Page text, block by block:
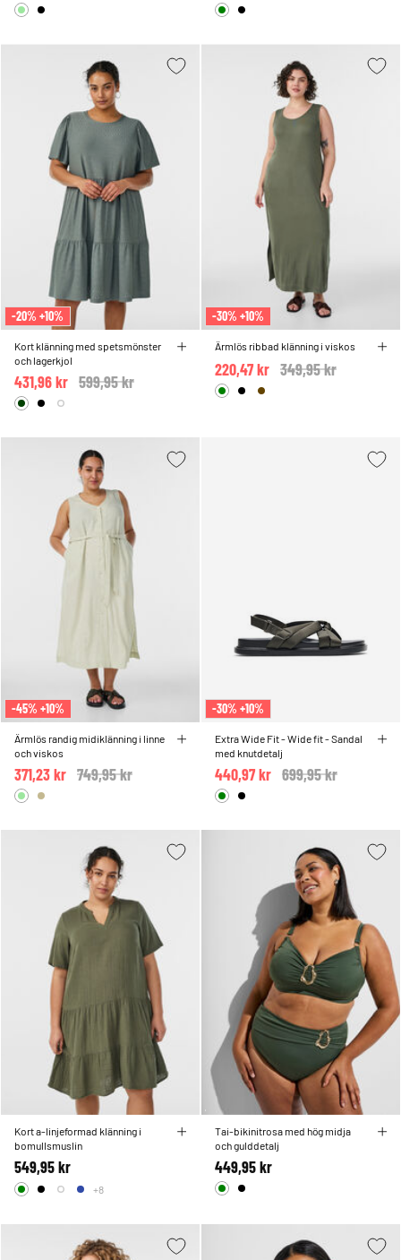
-20% +10%
Kort klänning med spetsmönster
och lagerkjol
Price reduced from
599,95 kr
431,96 kr
-30% +10%
Ärmlös ribbad klänning i viskos
Price reduced from
349,95 kr
220,47 kr
-45% +10%
Ärmlös randig midiklänning i linne
och viskos
Price reduced from
749,95 kr
371,23 kr
-30% +10%
Extra Wide Fit - Wide fit - Sandal
med knutdetalj
Price reduced from
699,95 kr
440,97 kr
Kort a-linjeformad klänning i
bomullsmuslin
549,95 kr
+8
Tai-bikinitrosa med hög midja
och gulddetalj
449,95 kr